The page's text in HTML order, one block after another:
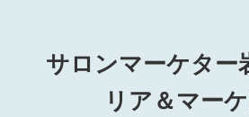
サロンマーケター
リア＆マー